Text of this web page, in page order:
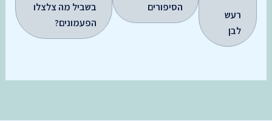
רעש
לבן
הסיפורים
בשביל מה צלצלו
הפעמונים?